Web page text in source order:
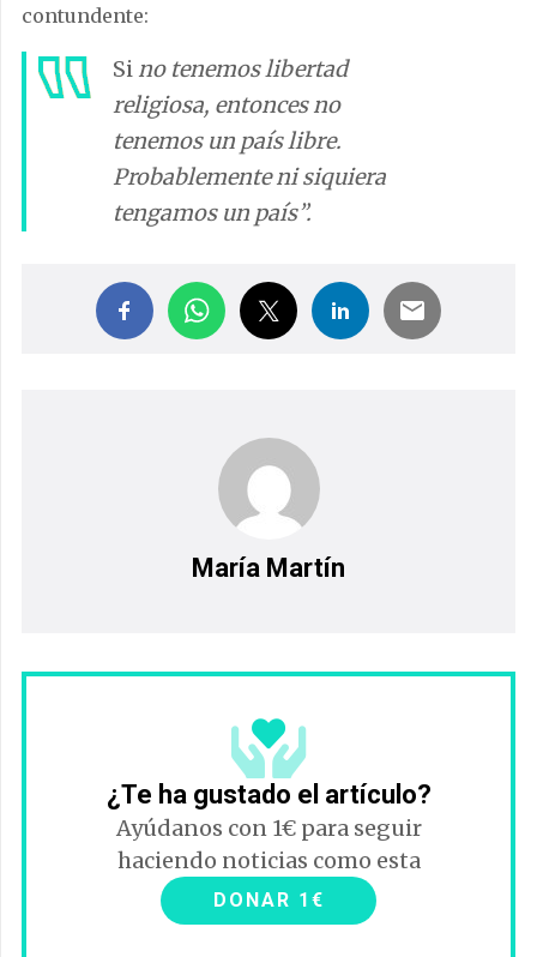
contundente:
Si no tenemos libertad
religiosa, entonces no
tenemos un país libre.
Probablemente ni siquiera
tengamos un país”.
María Martín
¿Te ha gustado el artículo?
Ayúdanos con 1€ para seguir
haciendo noticias como esta
DONAR 1€